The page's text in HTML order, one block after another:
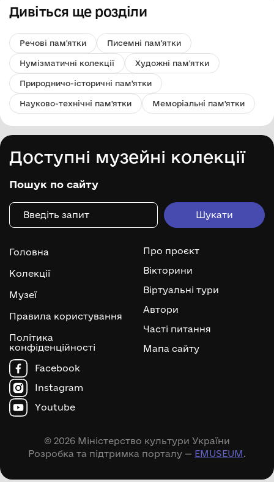
Дивіться ще розділи
Речові пам'ятки Писемні пам'ятки
Нумізматичні колекції Художні пам'ятки
Природничо-історичні пам'ятки
Науково-технічні пам'ятки Меморіальні пам'ятки
Доступні музейні колекції
Пошук по сайту
Головна
Колекції
Музеї
Правила користування
Політика
конфіденційності
Про проєкт
Вікторини
Віртуальні тури
Автори
Часті питання
Мапа сайту
Facebook
Instagram
Youtube
© 2026 Міністерство культури України
Розробка та підтримка порталу — EMUSEUM.